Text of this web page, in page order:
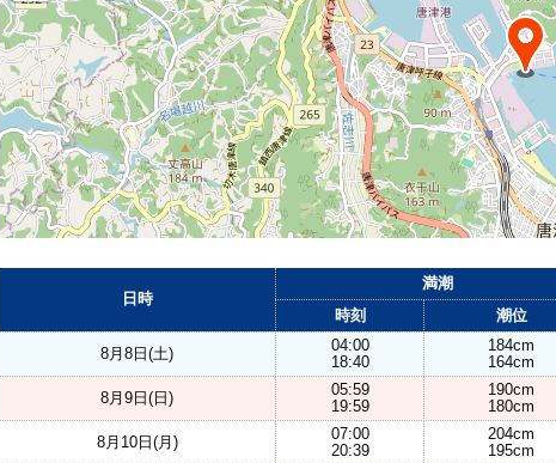
日時
満潮
時刻
潮位
8月8日(土)
04:00
18:40
184cm
164cm
8月9日(日)
05:59
19:59
190cm
180cm
8月10日(月)
07:00
20:39
204cm
195cm